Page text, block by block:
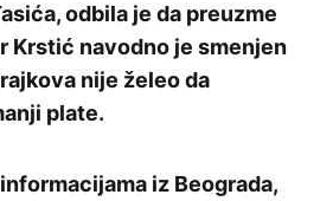
odbila je da preuzme
Krstić navodno je smenjen
nije želeo da
plate.
iz Beograda,